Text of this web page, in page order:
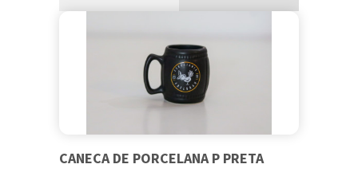
CANECA DE PORCELANA P PRETA